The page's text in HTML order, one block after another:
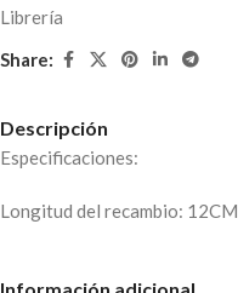
Librería
Share:
Descripción
Especificaciones:
Longitud del recambio: 12CM